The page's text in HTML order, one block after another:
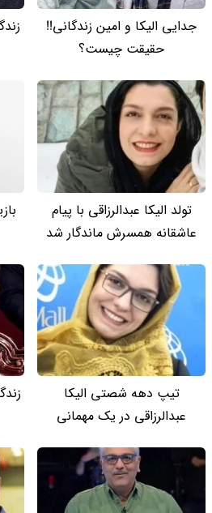
جدایی الیکا و امین زندگانی!!
حقیقت چیست؟
تولد الیکا عبدالرزاقی با پیام
عاشقانه همسرش ماندگار شد
تیپ دهه شصتی الیکا
عبدالرزاقی در یک مهمانی